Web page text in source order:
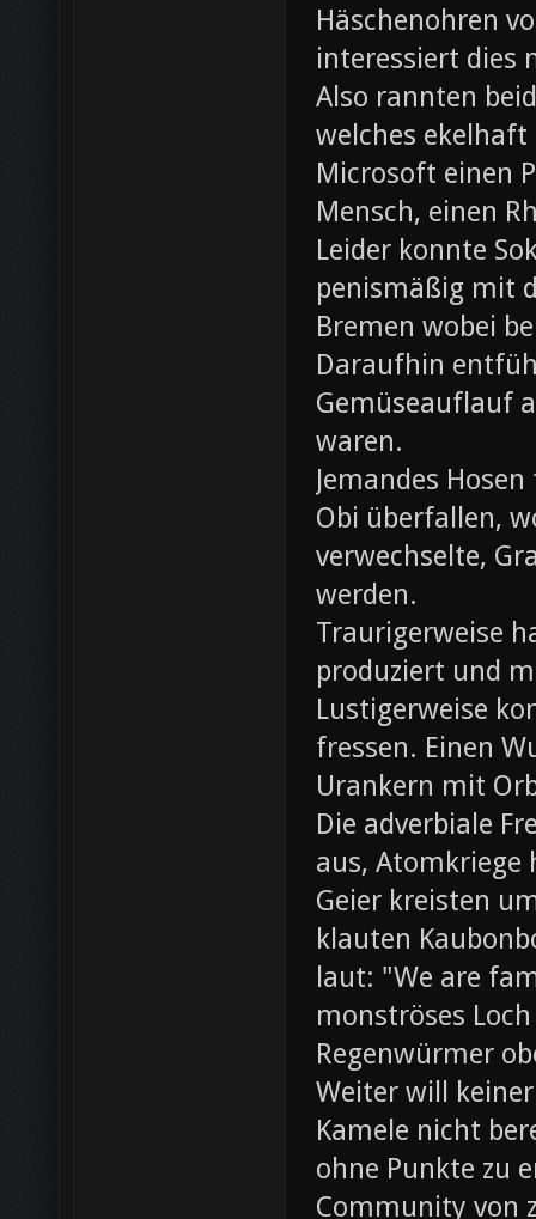
Häschenohren
interessiert dies
Also rannten
welches
Microsoft einen
Mensch, einen
Leider konnte
penismäßig mit
Bremen wobei
Daraufhin
Gemüseauflauf
waren.
Jemandes
Obi überfallen,
verwechselte,
werden.
Traurigerweise
produziert und
Lustigerweise
fressen. Einen
Urankern mit
Die adverbiale
aus,
Geier kreisten
klauten
laut: "We are
monströses
Regenwürmer
Weiter will
Kamele nicht
ohne Punkte zu
Community von